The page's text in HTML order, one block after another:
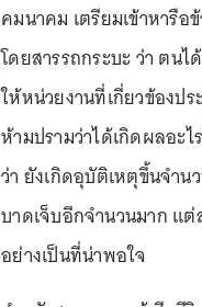
คมนาคม เตรียมเข้าหารื
โดยสารรถกระบะ ว่า ตน
ให้หน่วยงานที่เกี่ยวข้องป
ห้ามปรามว่าได้เกิดผลอะ
ว่า ยังเกิดอุบัติเหตุขึ้นจำ
บาดเจ็บอีกจำนวนมาก แ
อย่างเป็นที่น่าพอใจ